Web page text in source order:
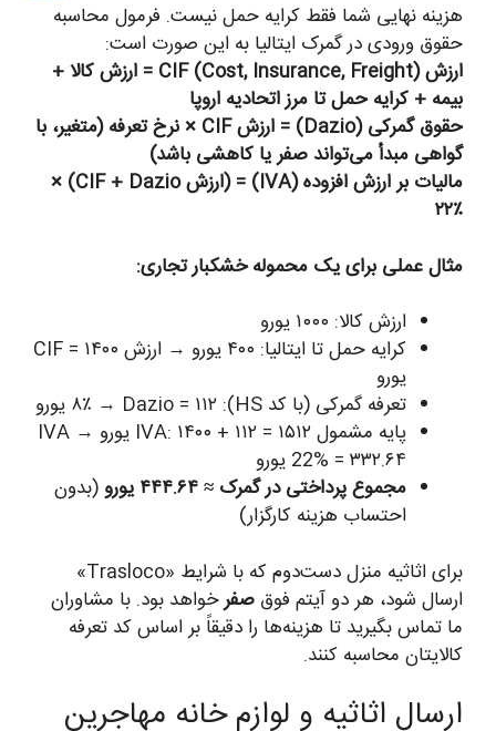
هزینه نهایی شما فقط کرایه حمل نیست. فرمول محاسبه
حقوق ورودی در گمرک ایتالیا به این صورت است:
ارزش CIF (Cost, Insurance, Freight) = ارزش کالا +
بیمه + کرایه حمل تا مرز اتحادیه اروپا
حقوق گمرکی (Dazio) = ارزش CIF × نرخ تعرفه (متغیر، با
گواهی مبدأ می‌تواند صفر یا کاهشی باشد)
مالیات بر ارزش افزوده (IVA) = (ارزش CIF + Dazio) ×
۲۲٪
مثال عملی برای یک محموله خشکبار تجاری:
ارزش کالا: ۱۰۰۰ یورو
کرایه حمل تا ایتالیا: ۴۰۰ یورو → ارزش CIF = ۱۴۰۰
یورو
تعرفه گمرکی (با کد HS): ۸٪ → Dazio = ۱۱۲ یورو
پایه مشمول IVA: ۱۴۰۰ + ۱۱۲ = ۱۵۱۲ یورو → IVA
22% = ۳۳۲.۶۴ یورو
مجموع پرداختی در گمرک ≈ ۴۴۴.۶۴ یورو
(بدون
احتساب هزینه کارگزار)
برای اثاثیه منزل دست‌دوم که با شرایط «Trasloco»
ارسال شود، هر دو آیتم فوق صفرخواهد بود. با مشاوران
ما تماس بگیرید تا هزینه‌ها را دقیقاً بر اساس کد تعرفه
کالایتان محاسبه کنند.
ارسال اثاثیه و لوازم خانه مهاجرین